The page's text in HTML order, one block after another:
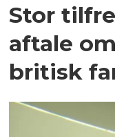
Stor
aftale
britisk